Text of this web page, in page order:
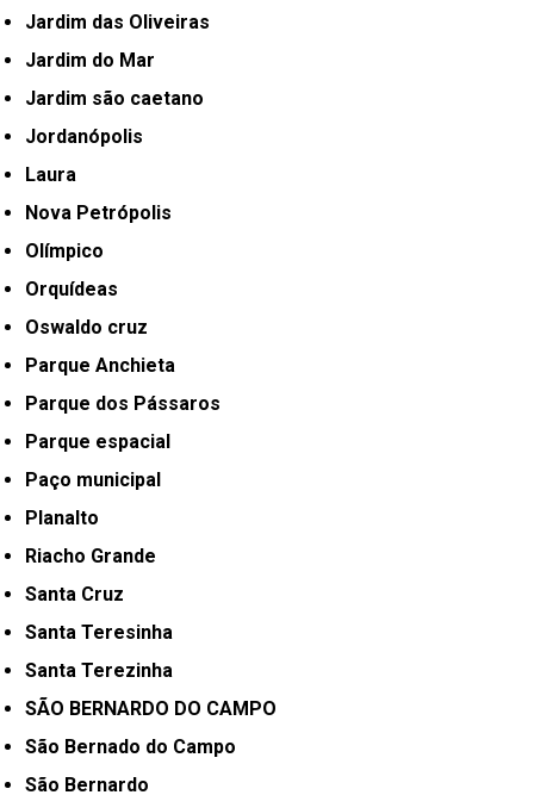
Jardim das Oliveiras
Jardim do Mar
Jardim são caetano
Jordanópolis
Laura
Nova Petrópolis
Olímpico
Orquídeas
Oswaldo cruz
Parque Anchieta
Parque dos Pássaros
Parque espacial
Paço municipal
Planalto
Riacho Grande
Santa Cruz
Santa Teresinha
Santa Terezinha
SÃO BERNARDO DO CAMPO
São Bernado do Campo
São Bernardo